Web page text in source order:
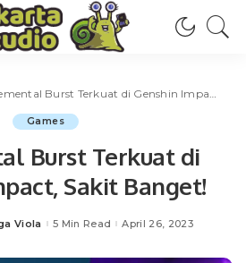
Burst Terkuat di Genshin Impact, Sakit Banget!
Games
Burst Terkuat di
Sakit Banget!
Viola 5 Min Read April 26, 2023